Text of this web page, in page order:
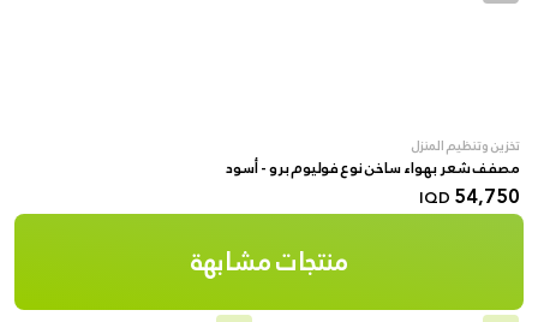
تخزين وتنظيم المنزل
مصفف شعر بهواء ساخن نوع فولیوم برو - أسود
54,750
IQD
منتجات مشابهة